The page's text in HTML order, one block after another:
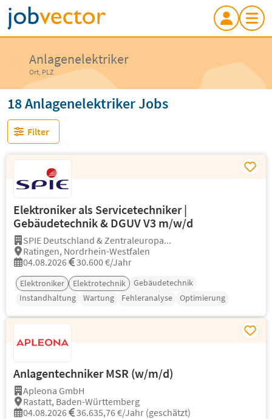
Anlagenelektriker
Ort, PLZ
18 Anlagenelektriker Jobs
Filter
Elektroniker als Servicetechniker |
Gebäudetechnik & DGUV V3 m/w/d
SPIE Deutschland & Zentraleuropa...
Ratingen, Nordrhein-Westfalen
04.08.2026
30.600 €/Jahr
Elektroniker Elektrotechnik
Gebäudetechnik
Instandhaltung
Wartung Fehleranalyse Optimierung
Anlagentechniker MSR (w/m/d)
Apleona GmbH
Rastatt, Baden-Württemberg
04.08.2026
36.635,76 €/Jahr (geschätzt)